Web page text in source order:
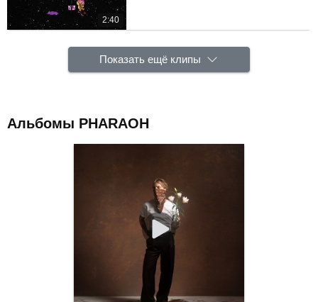
2:40
Показать ещё клипы
Альбомы PHARAOH